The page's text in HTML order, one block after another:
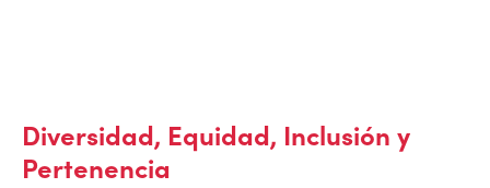
Diversidad, Equidad, Inclusión y
Pertenencia